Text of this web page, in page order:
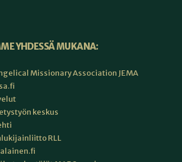
YHDESSÄ MUKANA:
Missionary Association JEMA
keskus
RLL